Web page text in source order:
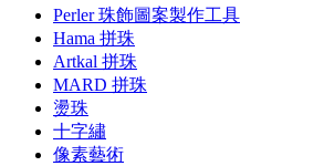
Perler 珠飾圖案製作工具
Hama 拼珠
Artkal 拼珠
MARD 拼珠
燙珠
十字繡
像素藝術